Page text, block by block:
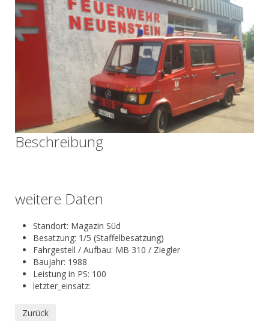
Beschreibung
weitere Daten
Standort: Magazin Süd
Besatzung: 1/5 (Staffelbesatzung)
Fahrgestell / Aufbau: MB 310 / Ziegler
Baujahr: 1988
Leistung in PS: 100
letzter_einsatz: